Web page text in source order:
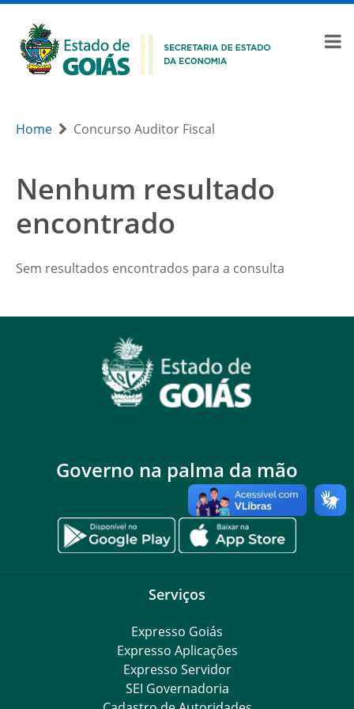
Home Concurso Auditor Fiscal
Nenhum resultado
encontrado
Sem resultados encontrados para a consulta
Governo na palma da mão
Serviços
Expresso Goiás
Expresso Aplicações
Expresso Servidor
SEI Governadoria